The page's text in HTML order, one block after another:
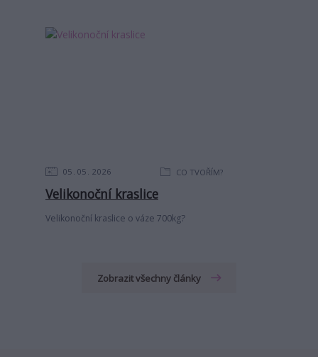
05 05 2026 CO TVOŘÍM?
Velikonoční kraslice
Velikonoční kraslice o váze 700kg?
Zobrazit všechny články